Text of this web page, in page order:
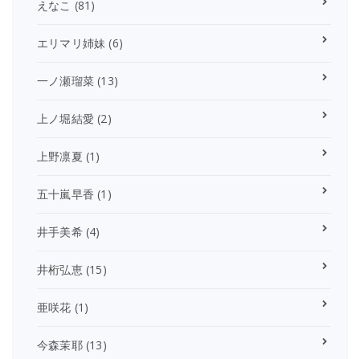
えなこ (81)
エリマリ姉妹 (6)
一ノ瀬瑠菜 (13)
上ノ堀結愛 (2)
上野凛夏 (1)
五十嵐早香 (1)
井手美希(4)
井桁弘恵(15)
亜咲花 (1)
今森茉耶(13)